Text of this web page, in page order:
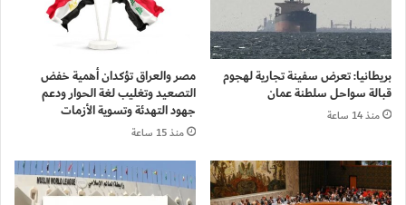
بريطانيا: تعرض سفينة تجارية لهجوم
قبالة سواحل سلطنة عمان
منذ 14 ساعة
مصر والعراق تؤكدان أهمية خفض
التصعيد وتغليب لغة الحوار ودعم
جهود التهدئة وتسوية الأزمات
منذ 15 ساعة